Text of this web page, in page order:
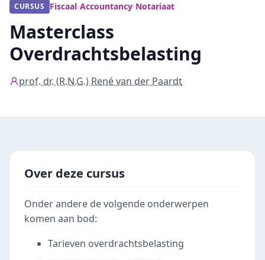
CURSUS Fiscaal•Accountancy•Notariaat
Masterclass
Overdrachtsbelasting
prof. dr. (R.N.G.) René van der Paardt
Over deze cursus
Onder andere de volgende onderwerpen
komen aan bod:
Tarieven overdrachtsbelasting